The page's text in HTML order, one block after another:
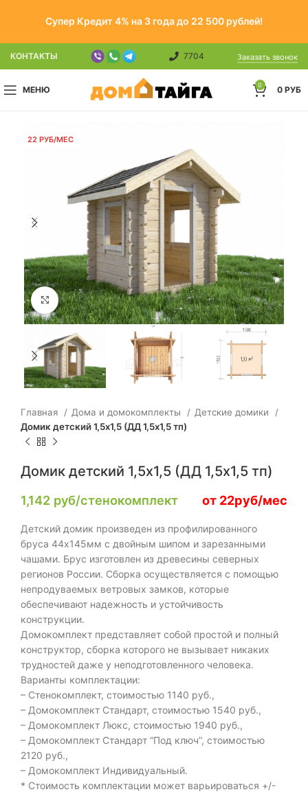
Супер Кредит 4% на 3 года до 22 500 рублей!
КОНТАКТЫ 7704 Заказать звонок
МЕНЮ 0 0 РУБ
22 РУБ/МЕС
Click to enlarge
Главная Дома и домокомплекты
Детские домики
Домик детский 1,5х1,5 (ДД 1,5х1,5 тп)
Домик детский 1,5х1,5 (ДД 1,5х1,5 тп)
1,142 руб/стенокомплект от 22руб/мес
Детский домик произведен из профилированного
бруса 44х145мм с двойным шипом и зарезанными
чашами. Брус изготовлен из древесины северных
регионов России. Сборка осуществляется с помощью
непродуваемых ветровых замков, которые
обеспечивают надежность и устойчивость
конструкции.
Домокомплект представляет собой простой и полный
конструктор, сборка которого не вызывает никаких
трудностей даже у неподготовленного человека.
Варианты комплектации:
– Стенокомплект, стоимостью 1140 руб.,
– Домокомплект Стандарт, стоимостью 1540 руб.,
– Домокомплект Люкс, стоимостью 1940 руб.,
– Домокомплект Стандарт “Под ключ”, стоимостью
2120 руб.,
– Домокомплект Индивидуальный.
* Стоимость комплектации может варьироваться +/-